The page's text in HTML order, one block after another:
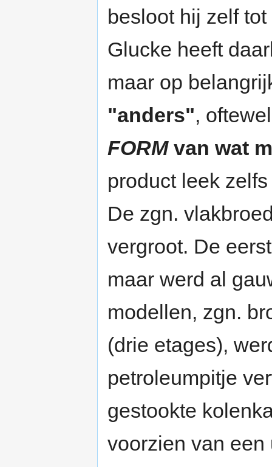
besloot hij zelf
Glucke heeft
maar op
"anders",
FORMvan wat
product leek
De zgn.
vergroot. De
maar werd al
modellen, zgn.
(drie etages),
petroleumpitje
gestookte
voorzien van